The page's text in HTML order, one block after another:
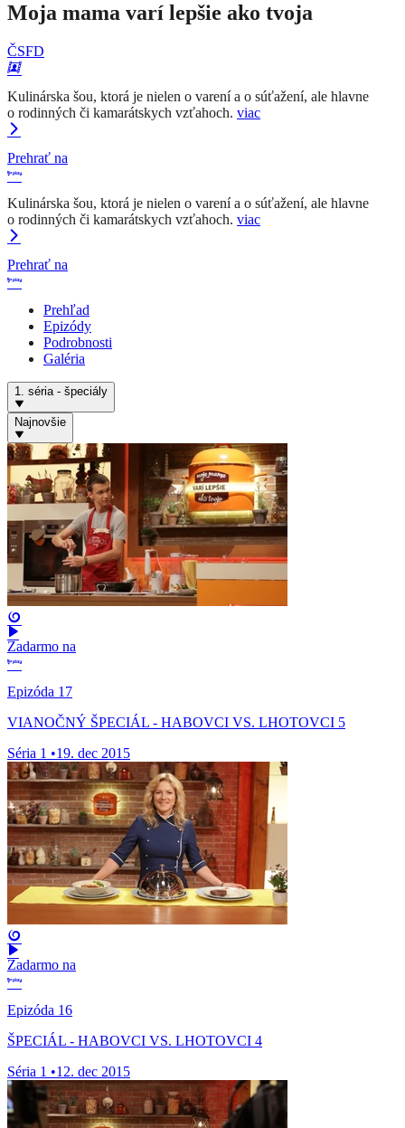
Moja mama varí lepšie ako tvoja
ČSFD
Kulinárska šou, ktorá je nielen o varení a o súťažení, ale hlavne
o rodinných či kamarátskych vzťahoch. viac
Prehrať na
Kulinárska šou, ktorá je nielen o varení a o súťažení, ale hlavne
o rodinných či kamarátskych vzťahoch. viac
Prehrať na
Prehľad
Epizódy
Podrobnosti
Galéria
1. séria - špeciály
Najnovšie
Zadarmo na
Epizóda 17
VIANOČNÝ ŠPECIÁL - HABOVCI VS. LHOTOVCI 5
Séria 1 •19. dec 2015
Zadarmo na
Epizóda 16
ŠPECIÁL - HABOVCI VS. LHOTOVCI 4
Séria 1 •12. dec 2015